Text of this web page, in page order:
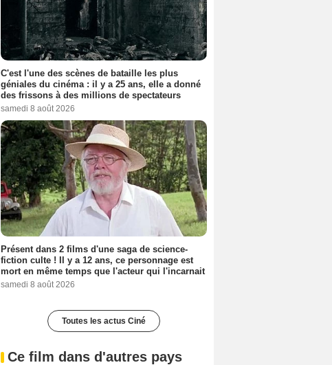
C'est l'une des scènes de bataille les plus
géniales du cinéma : il y a 25 ans, elle a donné
des frissons à des millions de spectateurs
samedi 8 août 2026
Présent dans 2 films d'une saga de science-
fiction culte ! Il y a 12 ans, ce personnage est
mort en même temps que l'acteur qui l'incarnait
samedi 8 août 2026
Toutes les actus Ciné
Ce film dans d'autres pays